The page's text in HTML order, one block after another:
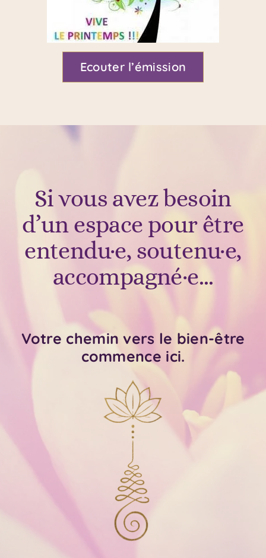
Ecouter l’émission
Si vous avez besoin
d’un espace pour être
entendu·e, soutenu·e,
accompagné·e…
Votre chemin vers le bien-être
commence ici.